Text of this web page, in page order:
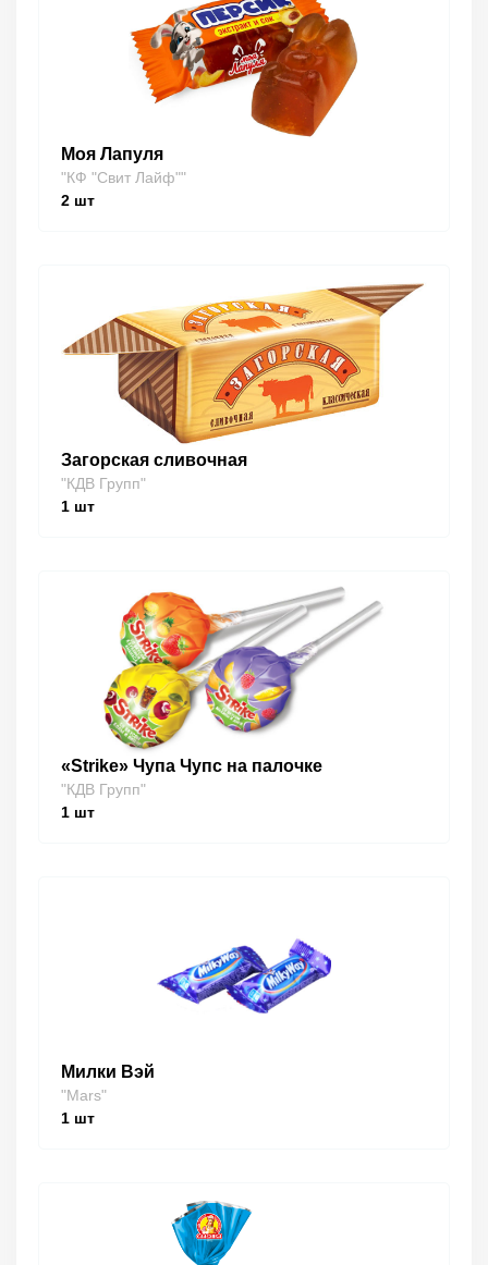
Моя Лапуля
"КФ "Свит Лайф""
2 шт
Загорская сливочная
"КДВ Групп"
1 шт
«Strike» Чупа Чупс на палочке
"КДВ Групп"
1 шт
Милки Вэй
"Mars"
1 шт